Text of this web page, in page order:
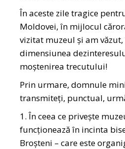
În aceste zile tragice
Moldovei, în mijlocul
vizitat muzeul și am văzut,
dimensiunea
moștenirea trecutului!
Prin urmare, domnule
transmiteți, punctual,
În ceea ce privește
funcționează în incinta
Broșteni – care este